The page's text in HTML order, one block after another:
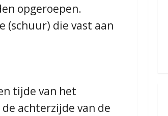
opgeroepen.
(schuur) die vast aan
tijde van het
achterzijde van de